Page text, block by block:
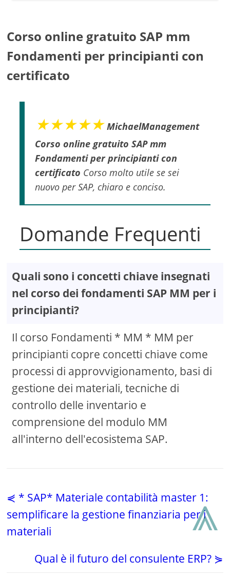
Corso online gratuito SAP mm
Fondamenti per principianti con
certificato
★★★★★ MichaelManagement
Corso online gratuito SAP mm
Fondamenti per principianti con
certificato Corso molto utile se sei
nuovo per SAP, chiaro e conciso.
Domande Frequenti
Quali sono i concetti chiave insegnati
nel corso dei fondamenti SAP MM per i
principianti?
Il corso Fondamenti * MM * MM per
principianti copre concetti chiave come
processi di approvvigionamento, basi di
gestione dei materiali, tecniche di
controllo delle inventario e
comprensione del modulo MM
all'interno dell'ecosistema SAP.
⋞ * SAP* Materiale contabilità master 1:
semplificare la gestione finanziaria per i
materiali
Qual è il futuro del consulente ERP? ⋟
⩓